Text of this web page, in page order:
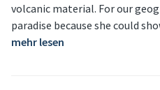
volcanic material. For our
paradise because she could
mehr lesen